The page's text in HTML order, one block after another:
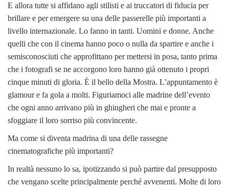
E allora tutte si affidano agli stilisti e ai truccatori di fiducia per
brillare e per emergere su una delle passerelle più importanti a
livello internazionale. Lo fanno in tanti. Uomini e donne. Anche
quelli che con il cinema hanno poco o nulla da spartire e anche i
semisconosciuti che approfittano per mettersi in posa, tanto prima
che i fotografi se ne accorgono loro hanno già ottenuto i propri
cinque minuti di gloria. È il bello della Mostra. L’appuntamento è
glamour e fa gola a molti. Figuriamoci alle madrine dell’evento
che ogni anno arrivano più in ghingheri che mai e pronte a
sfoggiare il loro sorriso più convincente.
Ma come si diventa madrina di una delle rassegne
cinematografiche più importanti?
In realtà nessuno lo sa, ipotizzando si può partire dal presupposto
che vengano scelte principalmente perché avvenenti. Molte di loro